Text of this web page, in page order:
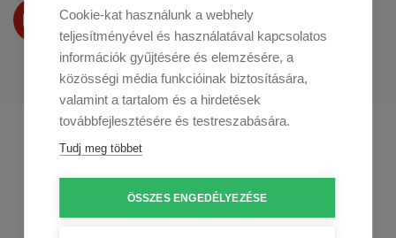
Termékeinket
a Youtube-on is bemutatjuk
Profikuchar.sk
Profikuchař.cz
Cookie-kat használunk a webhely
teljesítményével és használatával kapcsolatos
információk gyűjtésére és elemzésére, a
közösségi média funkcióinak biztosítására,
valamint a tartalom és a hirdetések
továbbfejlesztésére és testreszabására.
Tudj meg többet
ÖSSZES ENGEDÉLYEZÉSE